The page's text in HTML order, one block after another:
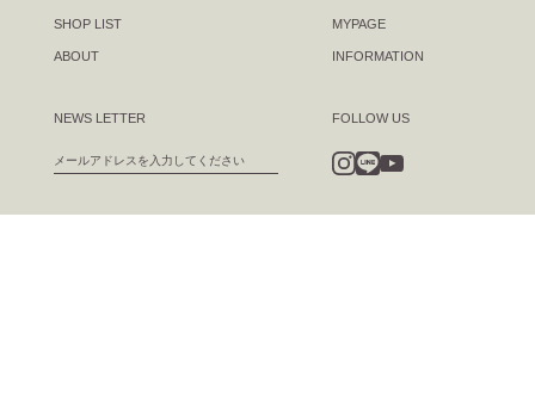
SHOP LIST
ABOUT
NEWS LETTER
MYPAGE
INFORMATION
FOLLOW US